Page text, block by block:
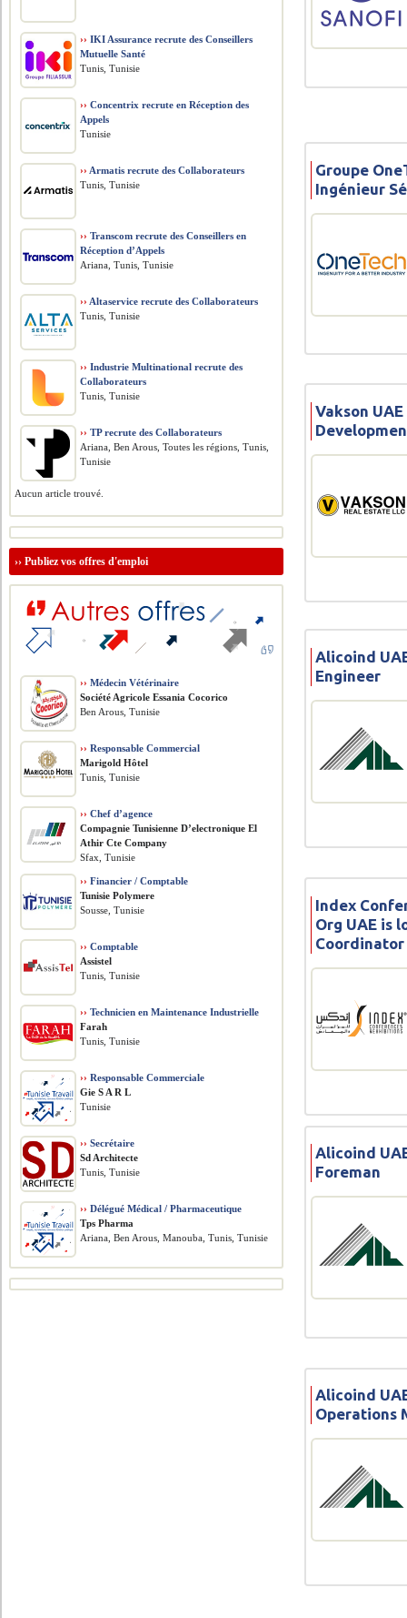
Groupe
Ingénieur
Vakson
Alicoind
Engineer
Index
Org UAE is
Coordinator
Alicoind
Foreman
Alicoind
Operations
›› IKI Assurance recrute des Conseillers
Mutuelle Santé
Tunis, Tunisie
›› Concentrix recrute en Réception des
Appels
Tunisie
›› Armatis recrute des Collaborateurs
Tunis, Tunisie
›› Transcom recrute des Conseillers en
Réception d’Appels
Ariana, Tunis, Tunisie
›› Altaservice recrute des Collaborateurs
Tunis, Tunisie
›› Industrie Multinational recrute des
Collaborateurs
Tunis, Tunisie
›› TP recrute des Collaborateurs
Ariana, Ben Arous, Toutes les régions, Tunis,
Tunisie
Aucun article trouvé.
››Publiez vos offres d'emploi
›› Médecin Vétérinaire
Société Agricole Essania Cocorico
Ben Arous, Tunisie
›› Responsable Commercial
Marigold Hôtel
Tunis, Tunisie
›› Chef d’agence
Compagnie Tunisienne D’electronique El
Athir Cte Company
Sfax, Tunisie
›› Financier / Comptable
Tunisie Polymere
Sousse, Tunisie
›› Comptable
Assistel
Tunis, Tunisie
›› Technicien en Maintenance Industrielle
Farah
Tunis, Tunisie
›› Responsable Commerciale
Gie S A R L
Tunisie
›› Secrétaire
Sd Architecte
Tunis, Tunisie
›› Délégué Médical / Pharmaceutique
Tps Pharma
Ariana, Ben Arous, Manouba, Tunis, Tunisie